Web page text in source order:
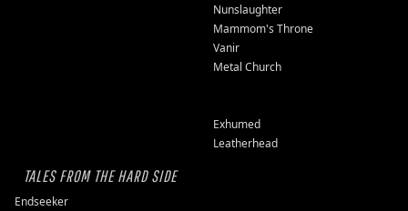
Nunslaughter
Mammom's Throne
Vanir
Metal Church
Exhumed
Leatherhead
TALES FROM THE HARD SIDE
Endseeker